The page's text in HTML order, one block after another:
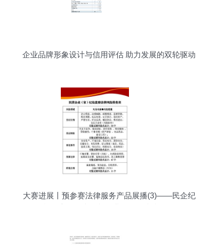
企业品牌形象设计与信用评估 助力发展的双轮驱动
大赛进展丨预参赛法律服务产品展播(3)——民企纪